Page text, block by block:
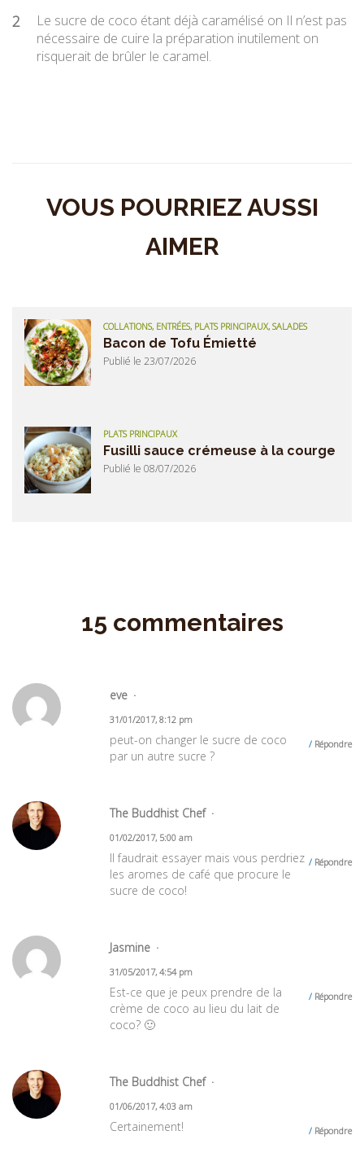
2
Le sucre de coco étant déjà caramélisé on Il n’est pas
nécessaire de cuire la préparation inutilement on
risquerait de brûler le caramel.
VOUS POURRIEZ AUSSI
AIMER
COLLATIONS, ENTRÉES, PLATS PRINCIPAUX, SALADES
Bacon de Tofu Émietté
Publié le 23/07/2026
PLATS PRINCIPAUX
Fusilli sauce crémeuse à la courge
Publié le 08/07/2026
15 commentaires
eve
31/01/2017, 8:12 pm
Répondre
peut-on changer le sucre de coco
par un autre sucre ?
The Buddhist Chef
01/02/2017, 5:00 am
Répondre
Il faudrait essayer mais vous perdriez
les aromes de café que procure le
sucre de coco!
Jasmine
31/05/2017, 4:54 pm
Répondre
Est-ce que je peux prendre de la
crème de coco au lieu du lait de
coco? 🙂
The Buddhist Chef
01/06/2017, 4:03 am
Répondre
Certainement!